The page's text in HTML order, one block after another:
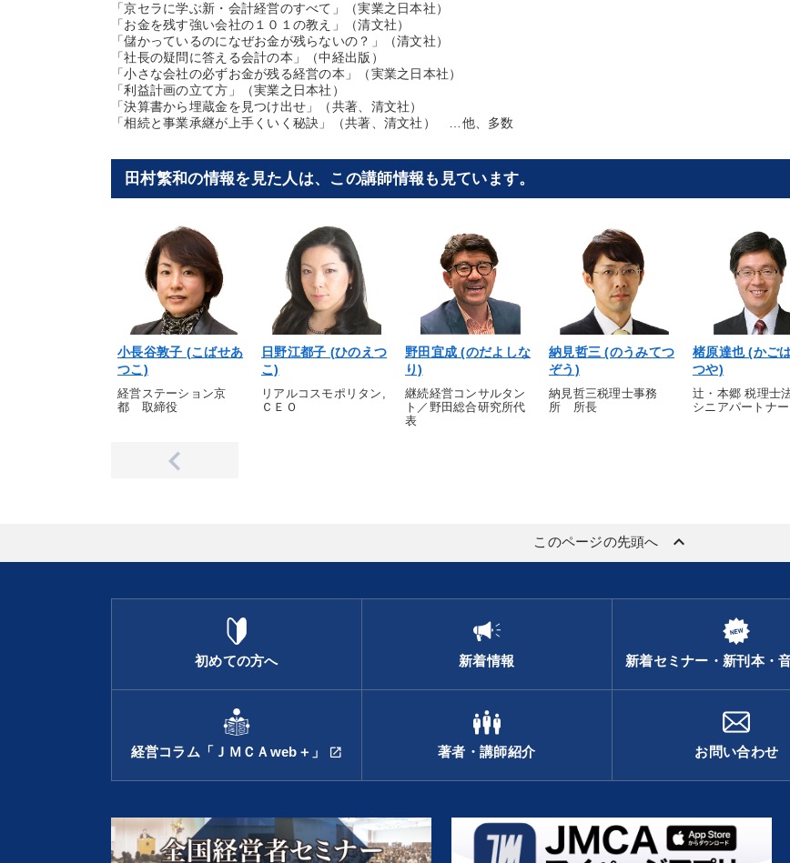
「京セラに学ぶ新・会計経営のすべて」（実業之日本社）
「お金を残す強い会社の１０１の教え」（清文社）
「儲かっているのになぜお金が残らないの？」（清文社）
「社長の疑問に答える会計の本」（中経出版）
「小さな会社の必ずお金が残る経営の本」（実業之日本社）
「利益計画の立て方」（実業之日本社）
「決算書から埋蔵金を見つけ出せ」（共著、清文社）
「相続と事業承継が上手くいく秘訣」（共著、清文社） …他、多数
田村繁和の情報を見た人は、この講師情報も見ています。
小長谷敦子 (こばせあ
つこ)
経営ステーション京
都 取締役
日野江都子 (ひのえつ
こ)
リアルコスモポリタン,
ＣＥＯ
野田宜成 (のだよしな
り)
継続経営コンサルタン
ト／野田総合研究所代
表
納見哲三 (のうみてつ
ぞう)
納見哲三税理士事務
所 所長
楮原達也 (かご
つや)
辻・本郷 税理士
シニアパートナー
このページの先頭へ keyboard_arrow_up
初めての方へ 新着情報 新着セミナー・新刊本・
経営コラム「ＪＭＣＡweb＋」 open_in_new 著者・講師紹介 お問い合わせ